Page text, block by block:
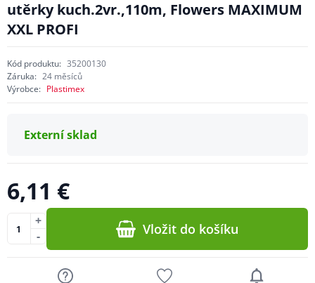
utěrky kuch.2vr.,110m, Flowers MAXIMUM
XXL PROFI
Kód produktu: 35200130
Záruka: 24 měsíců
Výrobce: Plastimex
Externí sklad
6,11 €
-
+ Vložit do košíku